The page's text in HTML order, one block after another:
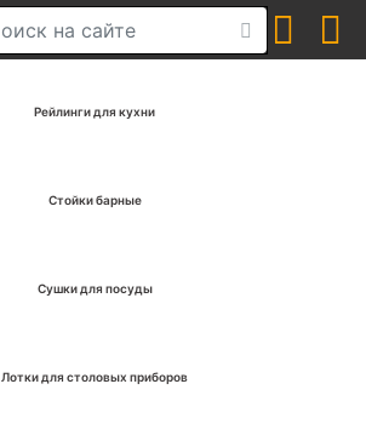
Рейлинги для кухни
Стойки барные
Сушки для посуды
Лотки для столовых приборов